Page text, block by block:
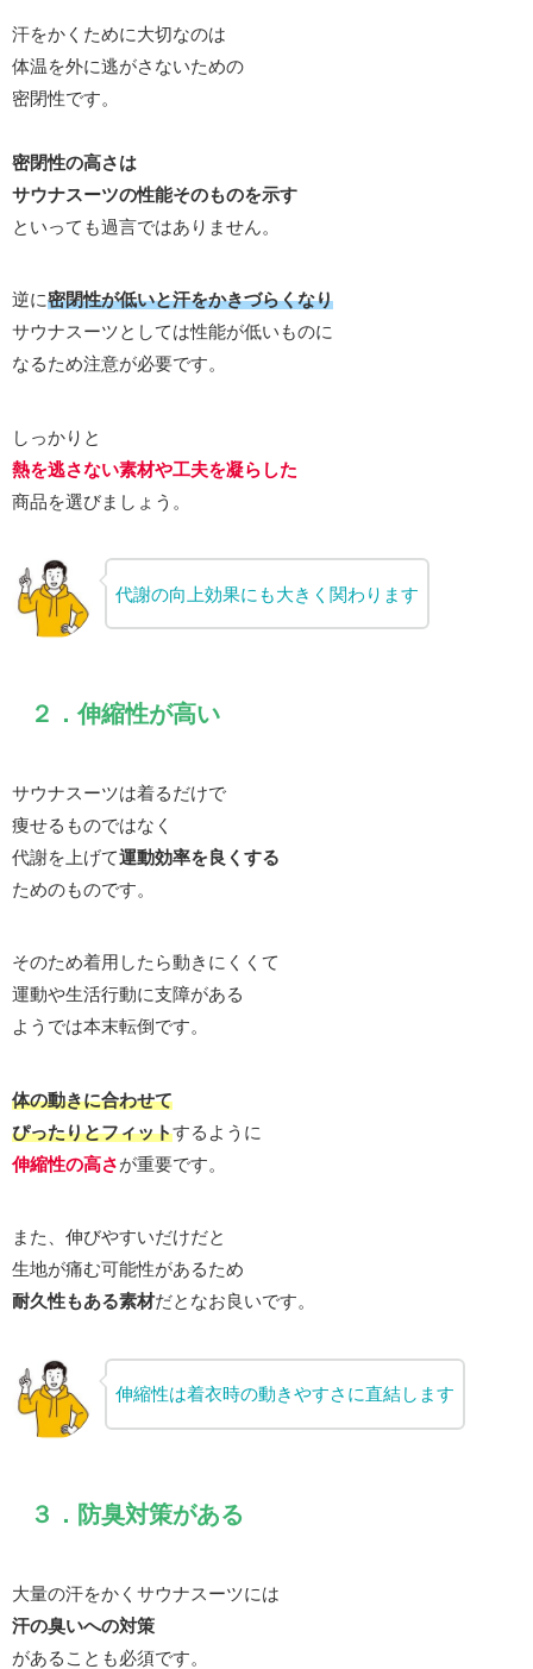
汗をかくために大切なのは
体温を外に逃がさないための
密閉性です。
密閉性の高さは
サウナスーツの性能そのものを示す
といっても過言ではありません。
逆に密閉性が低いと汗をかきづらくなり
サウナスーツとしては性能が低いものに
なるため注意が必要です。
しっかりと
熱を逃さない素材や工夫を凝らした
商品を選びましょう。
代謝の向上効果にも大きく関わります
２．伸縮性が高い
サウナスーツは着るだけで
痩せるものではなく
代謝を上げて運動効率を良くする
ためのものです。
そのため着用したら動きにくくて
運動や生活行動に支障がある
ようでは本末転倒です。
体の動きに合わせて
ぴったりとフィットするように
伸縮性の高さが重要です。
また、伸びやすいだけだと
生地が痛む可能性があるため
耐久性もある素材だとなお良いです。
伸縮性は着衣時の動きやすさに直結します
３．防臭対策がある
大量の汗をかくサウナスーツには
汗の臭いへの対策
があることも必須です。